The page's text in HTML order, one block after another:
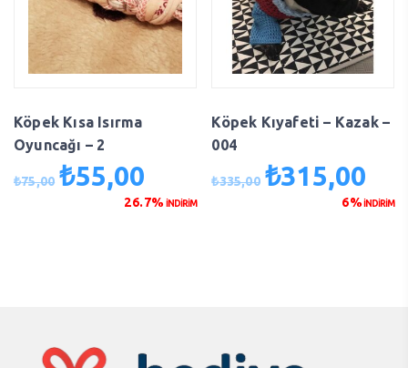
Köpek Kısa Isırma
Oyuncağı – 2
₺75,00 Orijinal
₺55,00
andaki
26.7% İNDİRİM
Köpek Kıyafeti – Kazak –
004
₺335,00 Orijinal
₺315,00
6%İNDİRİM